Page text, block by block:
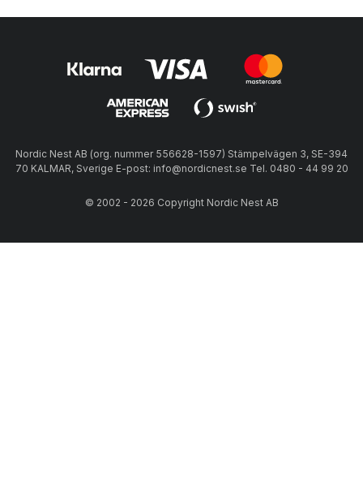
Nordic Nest AB (org. nummer 556628-1597) Stämpelvägen 3, SE-394
70 KALMAR, Sverige E-post: info@nordicnest.se Tel. 0480 - 44 99 20
© 2002 - 2026 Copyright Nordic Nest AB